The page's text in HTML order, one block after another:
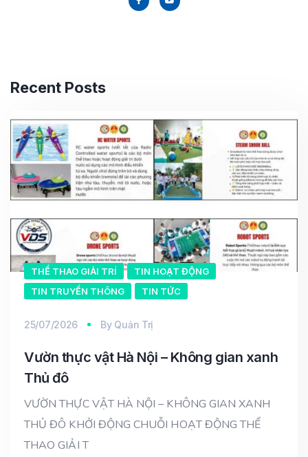
Recent Posts
THỂ THAO GIẢI TRÍ
TIN HOẠT ĐỘNG
TIN TRUYỀN THÔNG
TIN TỨC
25/07/2026 By Quản Trị
Vườn thực vật Hà Nội – Không gian xanh
Thủ đô
VƯỜN THỰC VẬT HÀ NỘI – KHÔNG GIAN XANH
THỦ ĐÔ KHỞI ĐỘNG CHUỖI HOẠT ĐỘNG THỂ
THAO GIẢI T